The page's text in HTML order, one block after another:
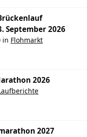
September 2026
in Flohmarkt
2026
2027